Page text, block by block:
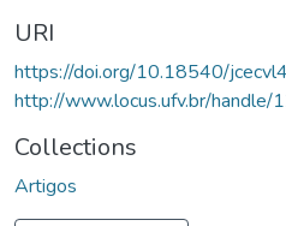
URI
https://doi.org/10.18540/
http://www.locus.ufv.br/
Collections
Artigos